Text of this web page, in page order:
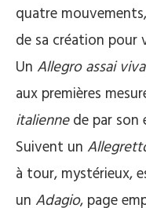
quatre
de sa création pour
Un Allegro assai
aux premières
italiennede par son
Suivent un
à tour, mystérieux,
un Adagio, page